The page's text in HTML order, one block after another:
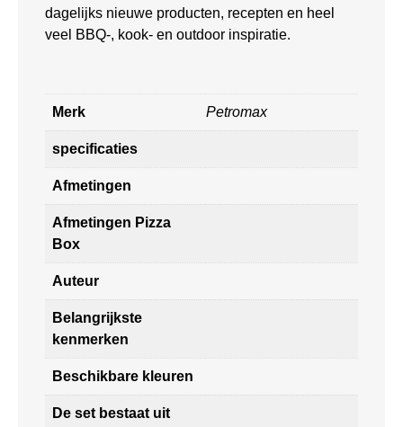
dagelijks nieuwe producten, recepten en heel
veel BBQ-, kook- en outdoor inspiratie.
Merk Petromax
specificaties
Afmetingen
Afmetingen Pizza
Box
Auteur
Belangrijkste
kenmerken
Beschikbare kleuren
De set bestaat uit